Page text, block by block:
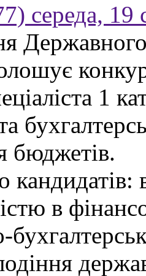
середа, 19
1
бюджетів.
в